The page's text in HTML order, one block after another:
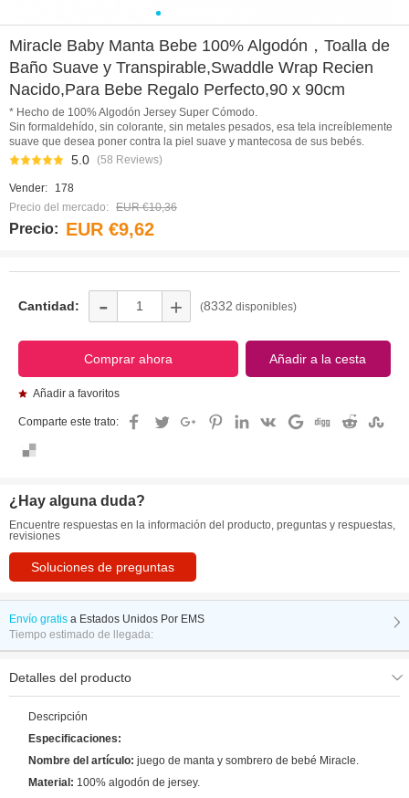
Miracle Baby Manta Bebe 100% Algodón，Toalla de
Baño Suave y Transpirable,Swaddle Wrap Recien
Nacido,Para Bebe Regalo Perfecto,90 x 90cm
* Hecho de 100% Algodón Jersey Super Cómodo.
Sin formaldehído, sin colorante, sin metales pesados, esa tela increíblemente
suave que desea poner contra la piel suave y mantecosa de sus bebés.
5.0 (58 Reviews)
Vender:
178
Precio del mercado: EUR €10,36
Precio: EUR €9,62
Cantidad: - + (8332 disponibles)
Añadir a favoritos
Comparte este trato:
¿Hay alguna duda?
Encuentre respuestas en la información del producto, preguntas y respuestas,
revisiones
Soluciones de preguntas
Envío gratis a Estados Unidos Por EMS
Tiempo estimado de llegada:
Detalles del producto
Descripción
Especificaciones:
Nombre del artículo: juego de manta y sombrero de bebé Miracle.
Material: 100% algodón de jersey.